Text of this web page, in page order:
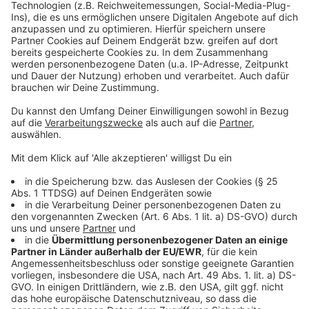
Anzeige
Und das am Besten direkt am kommenden Samstag,
da ist die Fortuna nämlich beim Tabellenzweiten
Darmstadt zu Gast.
Anzeige
Weitere Infos und Links zum Thema:
Anzeige
Hier geht es zur Tabelle
So berichtet die Fortuna
Anzeige